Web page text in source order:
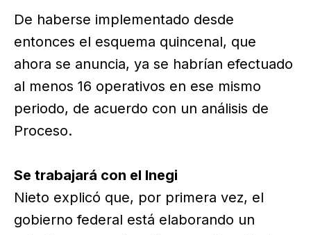
De haberse implementado desde
entonces el esquema quincenal, que
ahora se anuncia, ya se habrían efectuado
al menos 16 operativos en ese mismo
periodo, de acuerdo con un análisis de
Proceso.
Se trabajará con el Inegi
Nieto explicó que, por primera vez, el
gobierno federal está elaborando un